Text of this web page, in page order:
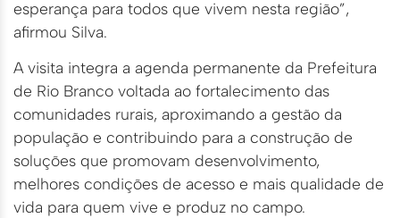
esperança para todos que vivem nesta região”,
afirmou Silva.
A visita integra a agenda permanente da Prefeitura
de Rio Branco voltada ao fortalecimento das
comunidades rurais, aproximando a gestão da
população e contribuindo para a construção de
soluções que promovam desenvolvimento,
melhores condições de acesso e mais qualidade de
vida para quem vive e produz no campo.